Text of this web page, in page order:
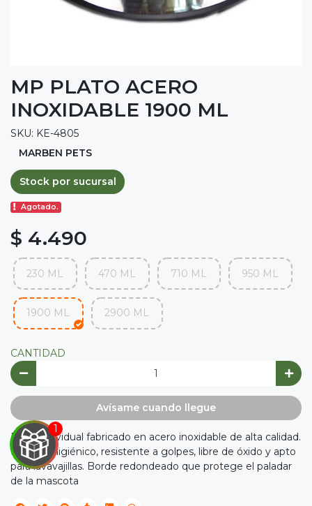
MP PLATO ACERO
INOXIDABLE 1900 ML
SKU: KE-4805
MARBEN PETS
Stock por sucursal
Agotado.
$ 4.490
230 ML 470 ML 710 ML 950 ML
1900 ML 2900 ML
CANTIDAD
Avísame cuando llegue
Plato individual fabricado en acero inoxidable de alta calidad.
Material higiénico, resistente a golpes, libre de óxido y apto
para lavavajillas. Borde redondeado que protege el paladar
de la mascota